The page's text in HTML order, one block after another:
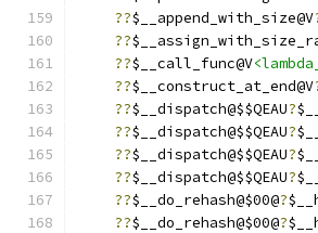
??$__append_with_size@V
??
??$__call_func@V
??$__construct_at_end@V
??$__dispatch@$$QEAU?
??$__dispatch@$$QEAU?
??$__dispatch@$$QEAU?
??$__dispatch@$$QEAU?
??$__do_rehash@$00@?
??$__do_rehash@$00@?